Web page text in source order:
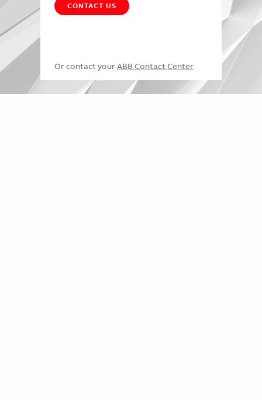
CONTACT US
Or contact your ABB Contact Center